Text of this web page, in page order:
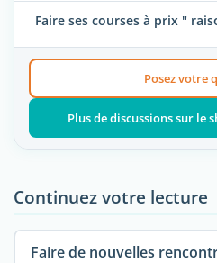
Faire ses courses à prix "
Posez votre
Plus de discussions sur le
Continuez votre lecture
Faire de nouvelles